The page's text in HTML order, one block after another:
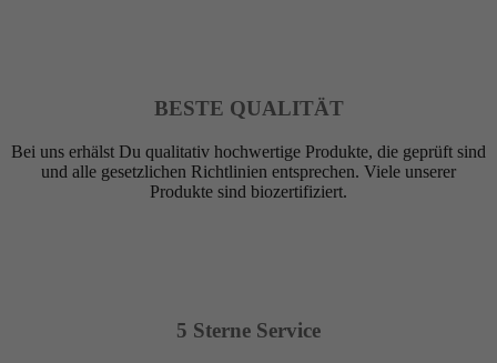
BESTE QUALITÄT
Bei uns erhälst Du qualitativ hochwertige Produkte, die geprüft sind
und alle gesetzlichen Richtlinien entsprechen. Viele unserer
Produkte sind biozertifiziert.
5 Sterne Service